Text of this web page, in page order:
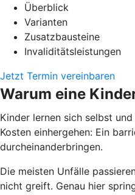
Überblick
Varianten
Zusatzbausteine
Invaliditätsleistungen
Jetzt Termin vereinbaren
Warum eine
Kinder lernen sich selbst
Kosten einhergehen: Ein
durcheinanderbringen.
Die meisten Unfälle
nicht greift. Genau hier